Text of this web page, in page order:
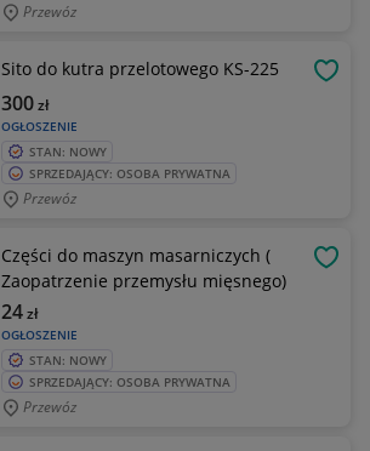
Przewóz
Sito do kutra przelotowego KS-225
OGŁOSZENIE
300zł
STAN: NOWY
SPRZEDAJĄCY: OSOBA PRYWATNA
Przewóz
Części do maszyn masarniczych (
Zaopatrzenie przemysłu mięsnego)
OGŁOSZENIE
24zł
STAN: NOWY
SPRZEDAJĄCY: OSOBA PRYWATNA
Przewóz